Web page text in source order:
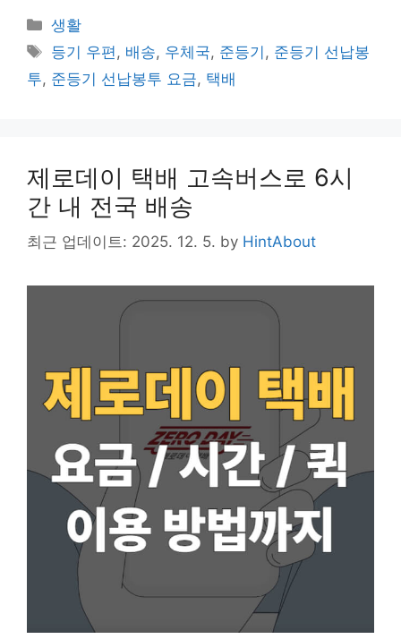
p
y
Li
s
a
e
b
k
er e
Categories
생활
Tags
등기 우편 , 배송, 우체국, 준등기 , 준등기 선납봉
투, 준등기 선납봉투 요금, 택배
제로데이 택배 고속버스로 6시
간 내 전국 배송
최근 업데이트: 2025. 12. 5. by HintAbout